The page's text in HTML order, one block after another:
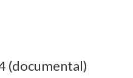
(documental)